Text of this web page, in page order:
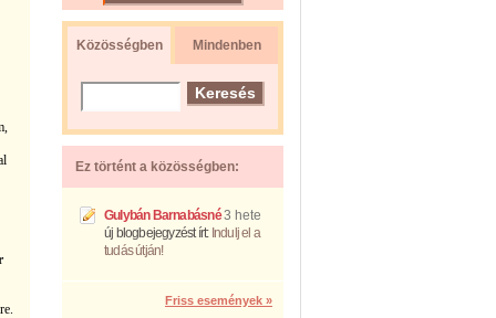
Közösségben Mindenben
Ez történt a közösségben:
Gulybán Barnabásné3 hete
új blogbejegyzést írt: Indulj el a
tudás útján!
Friss események »